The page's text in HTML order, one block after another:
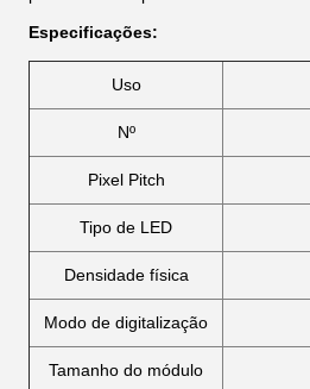
Especificações:
Uso
Nº
Pixel Pitch
Tipo de LED
Densidade física
Modo de digitalização
Tamanho do módulo